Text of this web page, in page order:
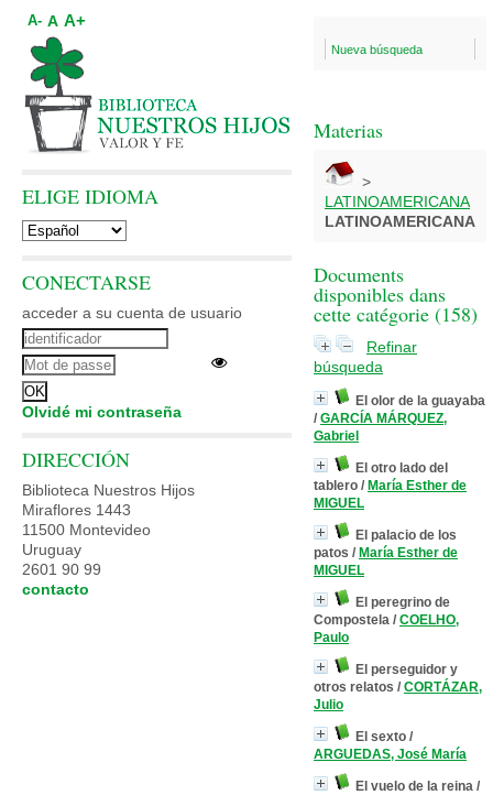
Nueva búsqueda
Materias
>
LATINOAMERICANA
LATINOAMERICANA
Documents
disponibles dans
cette catégorie (158)
Refinar
búsqueda
El olor de la guayaba
/ GARCÍA MÁRQUEZ,
Gabriel
El otro lado del
tablero / María Esther de
MIGUEL
El palacio de los
patos / María Esther de
MIGUEL
El peregrino de
Compostela / COELHO,
Paulo
El perseguidor y
otros relatos / CORTÁZAR,
Julio
El sexto /
ARGUEDAS, José María
El vuelo de la reina /
A- A A+
ELIGE IDIOMA
CONECTARSE
acceder a su cuenta de usuario
Olvidé mi contraseña
DIRECCIÓN
Biblioteca Nuestros Hijos
Miraflores 1443
11500 Montevideo
Uruguay
2601 90 99
contacto